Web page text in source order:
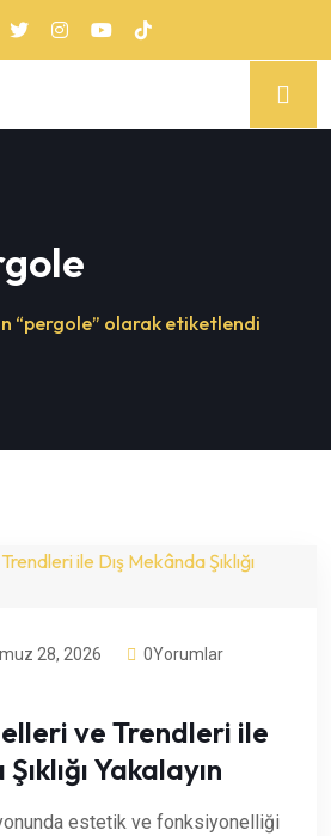
“pergole” olarak etiketlendi
28, 2026
0Yorumlar
ve Trendleri ile
Yakalayın
estetik ve fonksiyonelliği